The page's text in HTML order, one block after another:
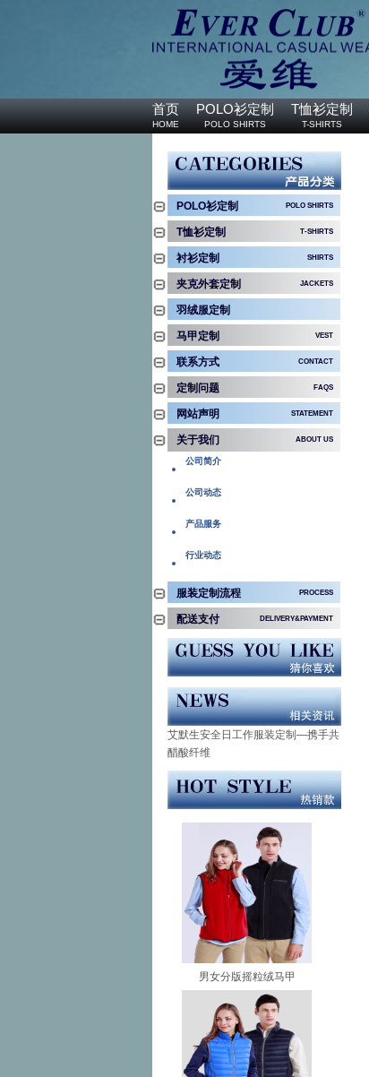
首页
HOME
POLO衫定制
POLO SHIRTS
T恤衫定制
T-SHIRTS
PROCESS DELIVERY&PAYMENT
POLO SHIRTS
POLO衫定制
T-SHIRTS
T恤衫定制
SHIRTS
衬衫定制
JACKETS
夹克外套定制
羽绒服定制
VEST
马甲定制
CONTACT
联系方式
联系方式 FAQS
定制问题
POLO衫定制问题
T恤定制问题
STATEMENT
网站声明
ABOUT US
关于我们
公司简介
公司动态
产品服务
行业动态
PROCESS
服装定制流程
定制流程
常见问题
招商加盟
DELIVERY&PAYMENT
配送支付
配送说明
支付方式
艾默生安全日工作服装定制—携手共
创安全
醋酸纤维
男女分版摇粒绒马甲